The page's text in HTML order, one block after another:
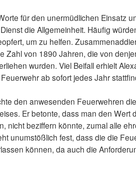
für den unermüdlichen Einsatz
die Allgemeinheit. Häufig
um zu helfen.
Zahl von 1890 Jahren, die von
wurden. Viel Beifall erhielt
ab sofort jedes Jahr
den anwesenden Feuerwehren
Er betonte, dass man den Wert
nicht beziffern könnte, zumal alle
unumstößlich fest, dass die die
können, da auch die